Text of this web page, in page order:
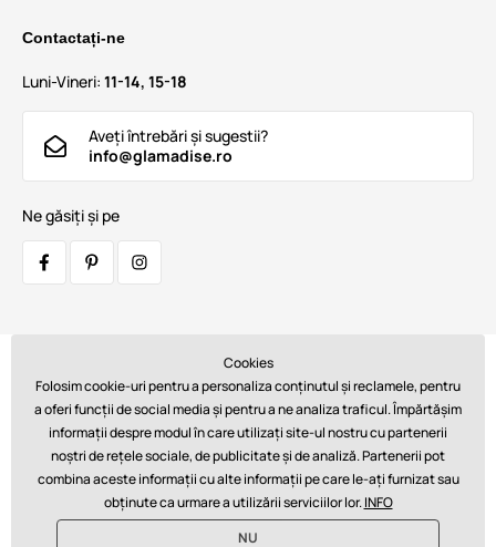
Contactați-ne
Luni-Vineri: 11-14, 15-18
Aveți întrebări și sugestii?
info@glamadise.ro
Ne găsiți și pe
Plăți:
Cookies
Folosim cookie-uri pentru a personaliza conținutul și reclamele, pentru
a oferi funcții de social media și pentru a ne analiza traficul. Împărtășim
informații despre modul în care utilizați site-ul nostru cu partenerii
noștri de rețele sociale, de publicitate și de analiză. Partenerii pot
combina aceste informații cu alte informații pe care le-ați furnizat sau
obținute ca urmare a utilizării serviciilor lor.INFO
NU